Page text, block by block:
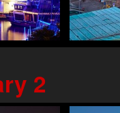
2